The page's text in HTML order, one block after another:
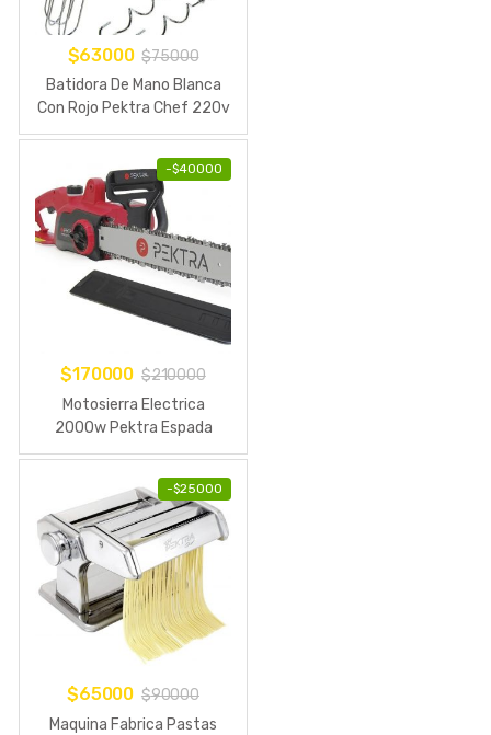
$63000 $75000
Batidora De Mano Blanca
Con Rojo Pektra Chef 220v
300w
-$40000
$170000 $210000
Motosierra Electrica
2000w Pektra Espada
40cm Electrosierra
-$25000
$65000 $90000
Maquina Fabrica Pastas